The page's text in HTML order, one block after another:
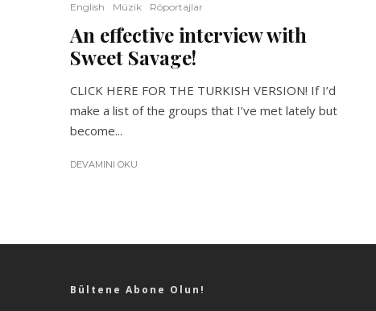
English Müzik Röportajlar
An effective interview with
Sweet Savage!
CLICK HERE FOR THE TURKISH VERSION! If I’d
make a list of the groups that I’ve met lately but
become...
DEVAMINI OKU
Bültene Abone Olun!